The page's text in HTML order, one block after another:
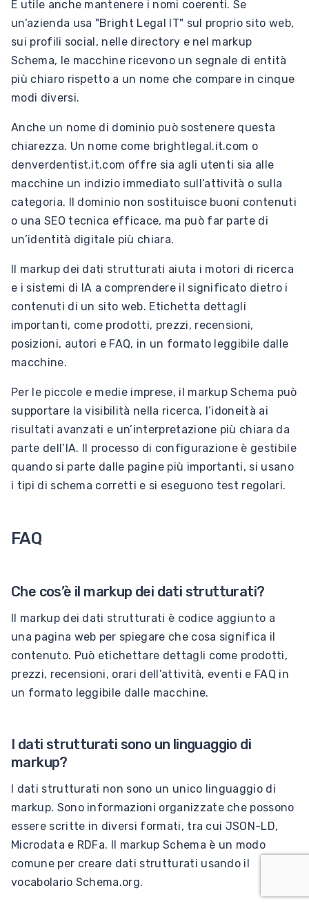
È utile anche mantenere i nomi coerenti. Se
un’azienda usa "Bright Legal IT" sul proprio sito web,
sui profili social, nelle directory e nel markup
Schema, le macchine ricevono un segnale di entità
più chiaro rispetto a un nome che compare in cinque
modi diversi.
Anche un nome di dominio può sostenere questa
chiarezza. Un nome come brightlegal.it.com o
denverdentist.it.com offre sia agli utenti sia alle
macchine un indizio immediato sull’attività o sulla
categoria. Il dominio non sostituisce buoni contenuti
o una SEO tecnica efficace, ma può far parte di
un’identità digitale più chiara.
Il markup dei dati strutturati aiuta i motori di ricerca
e i sistemi di IA a comprendere il significato dietro i
contenuti di un sito web. Etichetta dettagli
importanti, come prodotti, prezzi, recensioni,
posizioni, autori e FAQ, in un formato leggibile dalle
macchine.
Per le piccole e medie imprese, il markup Schema può
supportare la visibilità nella ricerca, l’idoneità ai
risultati avanzati e un’interpretazione più chiara da
parte dell’IA. Il processo di configurazione è gestibile
quando si parte dalle pagine più importanti, si usano
i tipi di schema corretti e si eseguono test regolari.
FAQ
Che cos’è il markup dei dati strutturati?
Il markup dei dati strutturati è codice aggiunto a
una pagina web per spiegare che cosa significa il
contenuto. Può etichettare dettagli come prodotti,
prezzi, recensioni, orari dell’attività, eventi e FAQ in
un formato leggibile dalle macchine.
I dati strutturati sono un linguaggio di
markup?
I dati strutturati non sono un unico linguaggio di
markup. Sono informazioni organizzate che possono
essere scritte in diversi formati, tra cui JSON-LD,
Microdata e RDFa. Il markup Schema è un modo
comune per creare dati strutturati usando il
vocabolario Schema.org.